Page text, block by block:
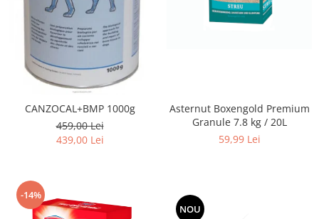
CANZOCAL+BMP 1000g
459,00 Lei
439,00 Lei
Asternut Boxengold Premium
Granule 7.8 kg / 20L
59,99 Lei
-14%
NOU